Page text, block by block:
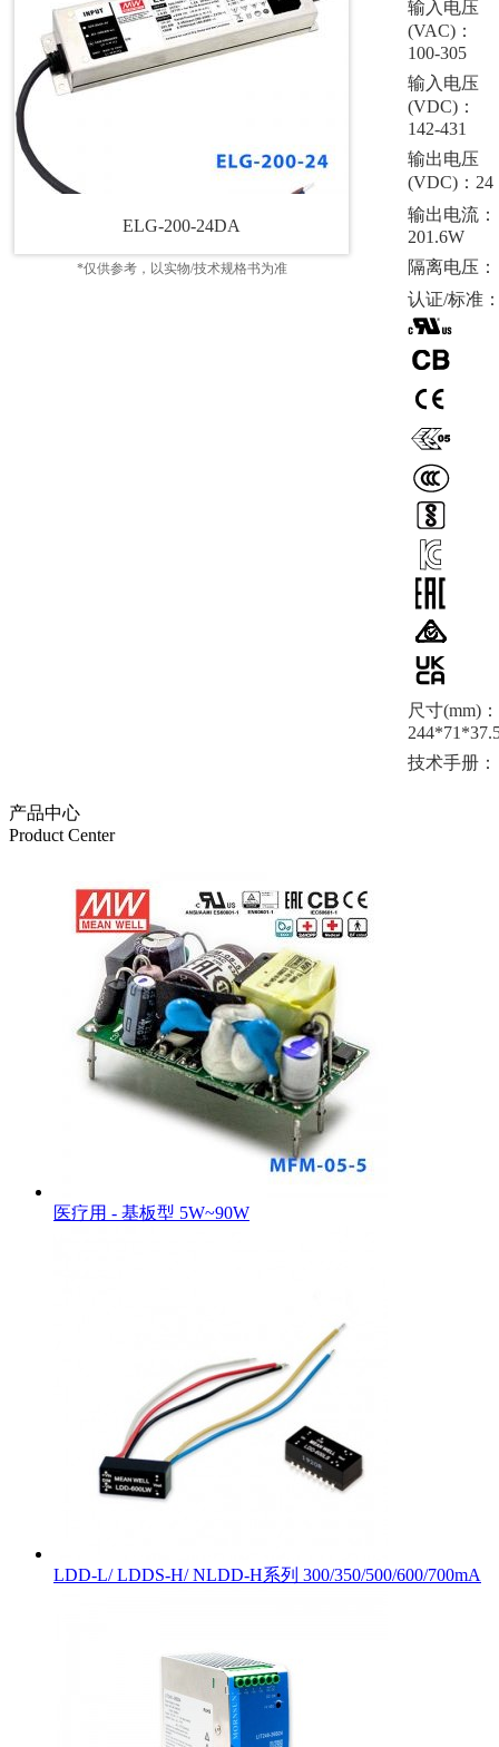
ELG-200-24DA
*仅供参考，以实物/技术规格书为准
输入电压
(VAC)：
100-305
输入电压
(VDC)：
142-431
输出电压
(VDC)：24
输出电流：
201.6W
隔离电压：
认证/标准
尺寸(mm)：
技术手册：
产品中心
Product Center
医疗用 - 基板型 5W~90W
LDD-L/ LDDS-H/ NLDD-H系列 300/350/500/600/700mA